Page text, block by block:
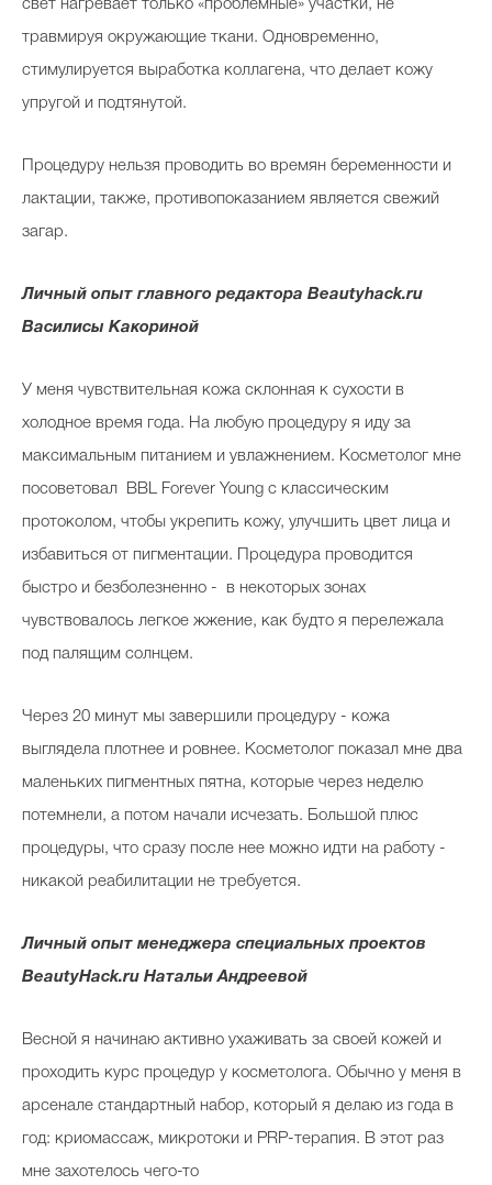
свет нагревает только «проблемные» участки, не
травмируя окружающие ткани. Одновременно,
стимулируется выработка коллагена, что делает кожу
упругой и подтянутой.
Процедуру нельзя проводить во времян беременности и
лактации, также, противопоказанием является свежий
загар.
Личный опыт главного редактора Beautyhack.ru
Василисы Какориной
У меня чувствительная кожа склонная к сухости в
холодное время года. На любую процедуру я иду за
максимальным питанием и увлажнением. Косметолог мне
посоветовал BBL Forever Young с классическим
протоколом, чтобы укрепить кожу, улучшить цвет лица и
избавиться от пигментации. Процедура проводится
быстро и безболезненно - в некоторых зонах
чувствовалось легкое жжение, как будто я перележала
под палящим солнцем.
Через 20 минут мы завершили процедуру - кожа
выглядела плотнее и ровнее. Косметолог показал мне два
маленьких пигментных пятна, которые через неделю
потемнели, а потом начали исчезать. Большой плюс
процедуры, что сразу после нее можно идти на работу -
никакой реабилитации не требуется.
Личный опыт менеджера специальных проектов
BeautyHack.ru Натальи Андреевой
Весной я начинаю активно ухаживать за своей кожей и
проходить курс процедур у косметолога. Обычно у меня в
арсенале стандартный набор, который я делаю из года в
год: криомассаж, микротоки и PRP-терапия. В этот раз
мне захотелось чего-то